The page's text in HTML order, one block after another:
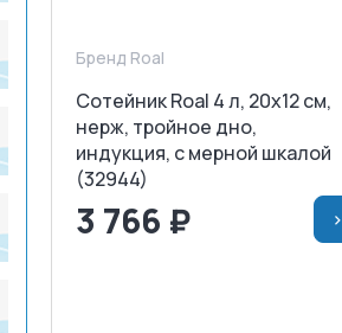
Бренд Roal
Сотейник Roal 4 л, 20х12 см,
нерж, тройное дно,
индукция, с мерной шкалой
(32944)
3 766 ₽ >